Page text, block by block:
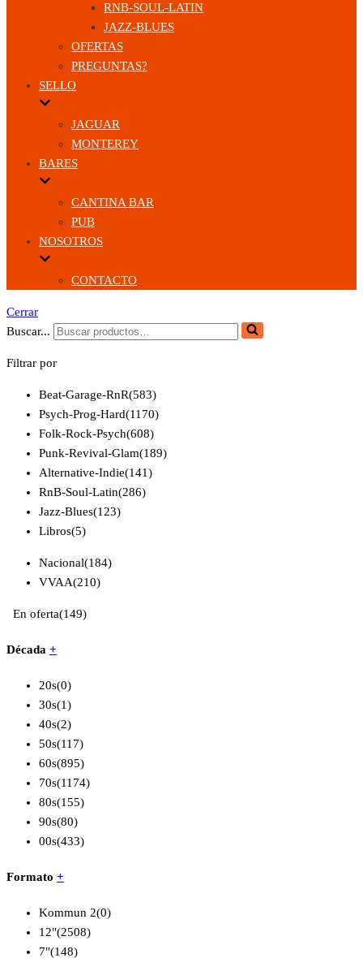
RNB-SOUL-LATIN
JAZZ-BLUES
OFERTAS
PREGUNTAS?
SELLO
JAGUAR
MONTEREY
BARES
CANTINA BAR
PUB
NOSOTROS
CONTACTO
Cerrar
Buscar...
Filtrar por
Beat-Garage-RnR(583)
Psych-Prog-Hard(1170)
Folk-Rock-Psych(608)
Punk-Revival-Glam(189)
Alternative-Indie(141)
RnB-Soul-Latin(286)
Jazz-Blues(123)
Libros(5)
Nacional(184)
VVAA(210)
En oferta(149)
Década +
20s(0)
30s(1)
40s(2)
50s(117)
60s(895)
70s(1174)
80s(155)
90s(80)
00s(433)
Formato +
Kommun 2(0)
12"(2508)
7"(148)